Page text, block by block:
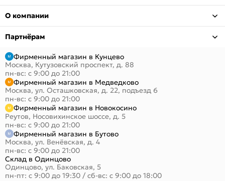
О компании
Партнёрам
Фирменный магазин в Кунцево
Москва, Кутузовский проспект, д. 88
пн-вс: с 9:00 до 21:00
Фирменный магазин в Медведково
Москва, ул. Осташковская, д. 22, подъезд 6
пн-вс: с 9:00 до 21:00
Фирменный магазин в Новокосино
Реутов, Носовихинское шоссе, д. 5
пн-вс: с 9:00 до 21:00
Фирменный магазин в Бутово
Москва, ул. Венёвская, д. 4
пн-вс: с 9:00 до 21:00
Склад в Одинцово
Одинцово, ул. Баковская, 5
пн-пт: с 9:00 до 19:30 / сб-вс: с 9:00 до 18:00